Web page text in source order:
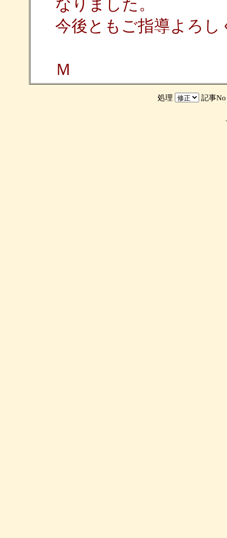
なりました。
今後ともご指導よろ
Ｍ
処理 記事